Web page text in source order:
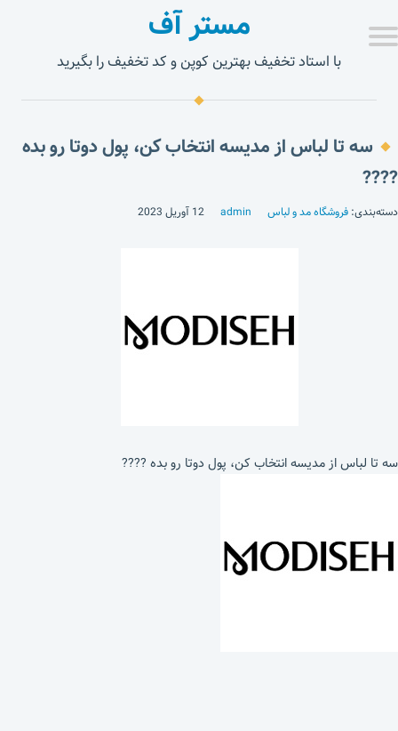
مستر آف
با استاد تخفیف بهترین کوپن و کد تخفیف را بگیرید
سه تا لباس از مدیسه انتخاب کن، پول دوتا رو بده
????
دسته‌بندی: فروشگاه مد و لباس admin 12 آوریل 2023
سه تا لباس از مدیسه انتخاب کن، پول دوتا رو بده ????